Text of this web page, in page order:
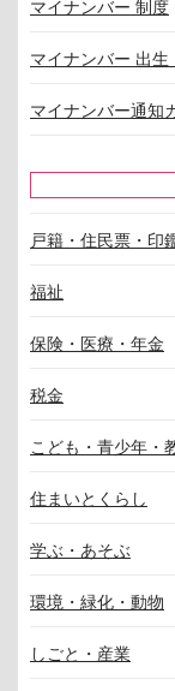
マイナンバー 制度
マイナンバー 出生
マイナンバー通知
戸籍・住民票・印
福祉
保険・医療・年金
税金
こども・青少年・
住まいとくらし
学ぶ・あそぶ
環境・緑化・動物
しごと・産業